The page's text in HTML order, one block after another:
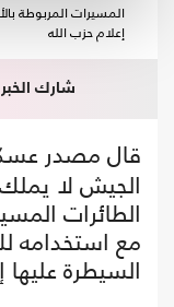
المسيرات المربوطة
إعلام حزب الله
شارك الخبر
قال مصدر
الجيش لا
الطائرات
مع استخدامه
السيطرة عليها